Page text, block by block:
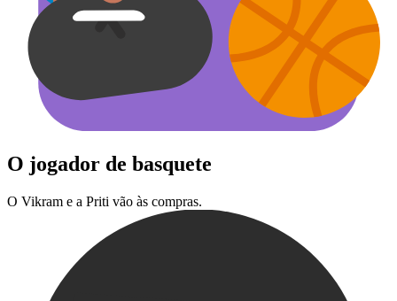
O jogador de basquete
O Vikram e a Priti vão às compras.